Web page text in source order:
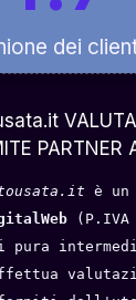
dei
PARTNER
è un
(P.IVA